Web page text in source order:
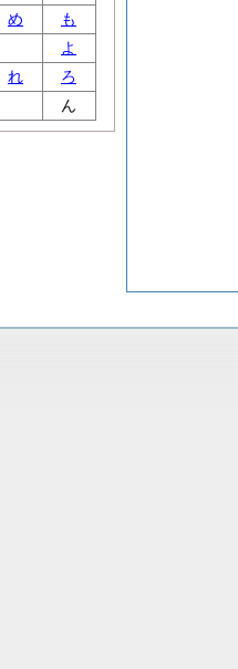
め
も
よ
れ
ろ
ん